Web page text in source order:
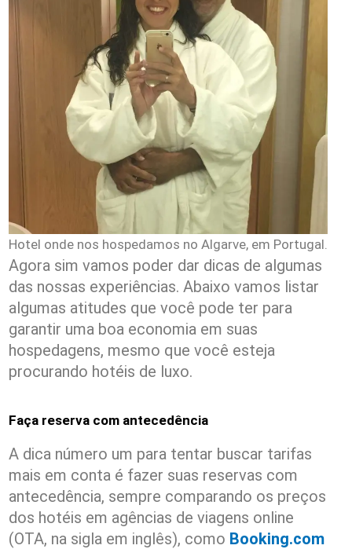
Hotel onde nos hospedamos no Algarve, em Portugal.
Agora sim vamos poder dar dicas de algumas
das nossas experiências. Abaixo vamos listar
algumas atitudes que você pode ter para
garantir uma boa economia em suas
hospedagens, mesmo que você esteja
procurando hotéis de luxo.
Faça reserva com antecedência
A dica número um para tentar buscar tarifas
mais em conta é fazer suas reservas com
antecedência, sempre comparando os preços
dos hotéis em agências de viagens online
(OTA, na sigla em inglês), como Booking.com